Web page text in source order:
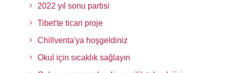
2022 yıl sonu partisi
Tibet'te ticari proje
Chillventa'ya hoşgeldiniz
Okul için sıcaklık sağlayın